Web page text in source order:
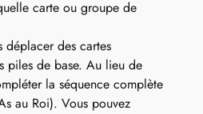
carte ou groupe de
déplacer des cartes
piles de base. Au lieu de
la séquence complète
au Roi). Vous pouvez